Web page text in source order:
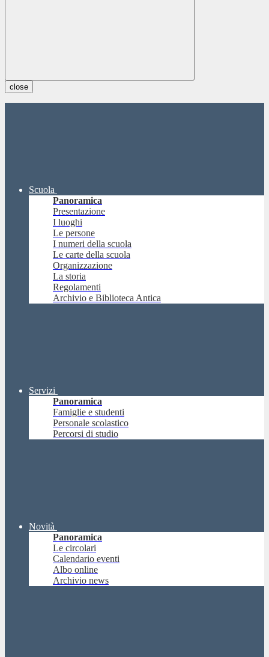
close
Scuola
Panoramica
Presentazione
I luoghi
Le persone
I numeri della scuola
Le carte della scuola
Organizzazione
La storia
Regolamenti
Archivio e Biblioteca Antica
Servizi
Panoramica
Famiglie e studenti
Personale scolastico
Percorsi di studio
Novità
Panoramica
Le circolari
Calendario eventi
Albo online
Archivio news